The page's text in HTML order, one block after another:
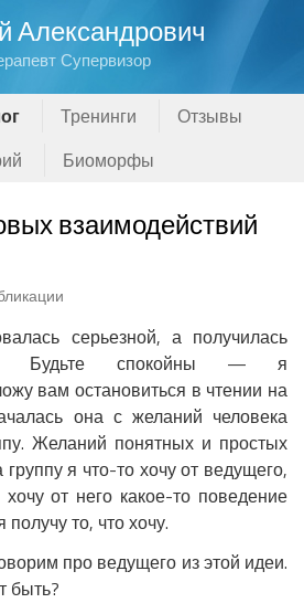
Александрович
Супервизор
Тренинги
Отзывы
Биоморфы
взаимодействий
серьезной, а получилась
Будьте спокойны — я
вам остановиться в чтении на
она с желаний человека
Желаний понятных и простых
я что-то хочу от ведущего,
от него какое-то поведение
то, что хочу.
про ведущего из этой идеи.
быть?